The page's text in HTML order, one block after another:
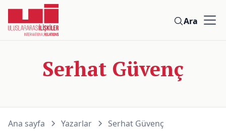
Ara
Serhat Güvenç
Ana sayfa Yazarlar Serhat Güvenç